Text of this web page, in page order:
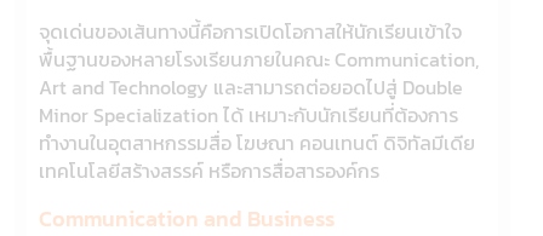
จุดเด่นของเส้นทางนี้คือการเปิดโอกาสให้นักเรียนเข้าใจ
พื้นฐานของหลายโรงเรียนภายในคณะ Communication,
Art and Technology และสามารถต่อยอดไปสู่ Double
Minor Specialization ได้ เหมาะกับนักเรียนที่ต้องการ
ทำงานในอุตสาหกรรมสื่อ โฆษณา คอนเทนต์ ดิจิทัลมีเดีย
เทคโนโลยีสร้างสรรค์ หรือการสื่อสารองค์กร
Communication and Business